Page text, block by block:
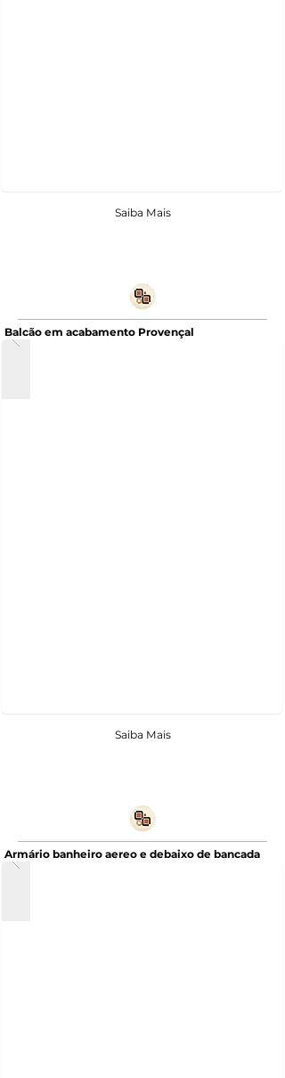
Saiba Mais
Balcão em acabamento Provençal
Saiba Mais
Armário banheiro aereo e debaixo de bancada